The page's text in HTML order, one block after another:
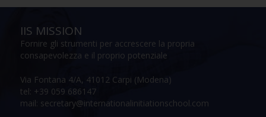
IIS MISSION
Fornire gli strumenti per accrescere la propria
consapevolezza e il proprio potenziale
Via Fontana 4/A, 41012 Carpi (Modena)
tel: +39 059 686147
mail: secretary@internationalinitiationschool.com